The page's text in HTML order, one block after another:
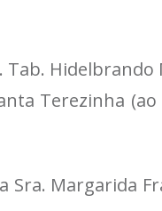
Tab.
Terezinha
Margarida